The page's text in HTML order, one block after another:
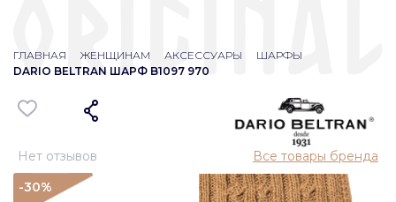
ГЛАВНАЯ ЖЕНЩИНАМ АКСЕССУАРЫ
ШАРФЫ
DARIO BELTRAN ШАРФ B1097 970
Нет отзывов
Все товары бренда
-30%